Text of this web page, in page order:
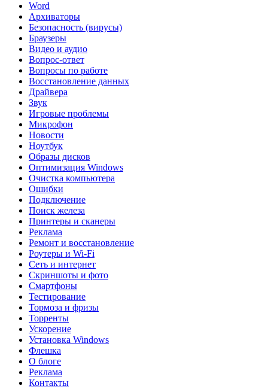
Word
Архиваторы
Безопасность (вирусы)
Браузеры
Видео и аудио
Вопрос-ответ
Вопросы по работе
Восстановление данных
Драйвера
Звук
Игровые проблемы
Микрофон
Новости
Ноутбук
Образы дисков
Оптимизация Windows
Очистка компьютера
Ошибки
Подключение
Поиск железа
Принтеры и сканеры
Реклама
Ремонт и восстановление
Роутеры и Wi-Fi
Сеть и интернет
Скриншоты и фото
Смартфоны
Тестирование
Тормоза и фризы
Торренты
Ускорение
Установка Windows
Флешка
О блоге
Реклама
Контакты